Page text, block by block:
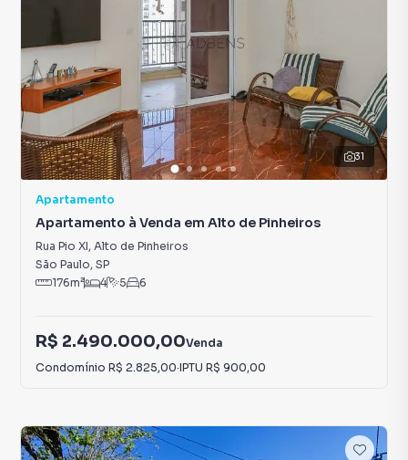
31
Apartamento
Apartamento à Venda em Alto de Pinheiros
Rua Pio XI, Alto de Pinheiros
São Paulo, SP
176m² 4 5 6
R$ 2.490.000,00Venda
Condomínio R$ 2.825,00·IPTU R$ 900,00